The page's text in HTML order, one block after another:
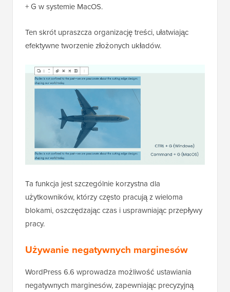
+ G w systemie MacOS.
Ten skrót upraszcza organizację treści, ułatwiając
efektywne tworzenie złożonych układów.
Ta funkcja jest szczególnie korzystna dla
użytkowników, którzy często pracują z wieloma
blokami, oszczędzając czas i usprawniając przepływy
pracy.
Używanie negatywnych marginesów
WordPress 6.6 wprowadza możliwość ustawiania
negatywnych marginesów, zapewniając precyzyjną